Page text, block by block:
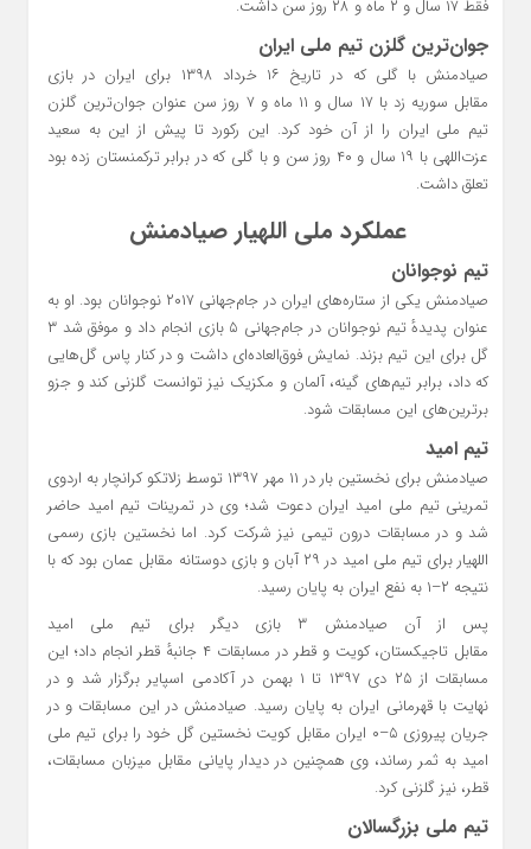
فقط ۱۷ سال و ۲ ماه و ۲۸ روز سن داشت.
جوان‌ترین گلزن تیم ملی ایران
صیادمنش با گلی که در تاریخ ۱۶ خرداد ۱۳۹۸ برای ایران در بازی
مقابل سوریه زد با ۱۷ سال و ۱۱ ماه و ۷ روز سن عنوان جوان‌ترین گلزن
تیم ملی ایران را از آن خود کرد. این رکورد تا پیش از این به سعید
عزت‌اللهی با ۱۹ سال و ۴۰ روز سن و با گلی که در برابر ترکمنستان زده بود
تعلق داشت.
عملکرد ملی اللهیار صیادمنش
تیم نوجوانان
صیادمنش یکی از ستاره‌های ایران در جام‌جهانی ۲۰۱۷ نوجوانان بود. او به
عنوان پدیدهٔ تیم نوجوانان در جام‌جهانی ۵ بازی انجام داد و موفق شد ۳
گل برای این تیم بزند. نمایش فوق‌العاده‌ای داشت و در کنار پاس گل‌هایی
که داد، برابر تیم‌های گینه، آلمان و مکزیک نیز توانست گلزنی کند و جزو
برترین‌های این مسابقات شود.
تیم امید
صیادمنش برای نخستین بار در ۱۱ مهر ۱۳۹۷ توسط زلاتکو کرانچار به اردوی
تمرینی تیم ملی امید ایران دعوت شد؛ وی در تمرینات تیم امید حاضر
شد و در مسابقات درون تیمی نیز شرکت کرد. اما نخستین بازی رسمی
اللهیار برای تیم ملی امید در ۲۹ آبان و بازی دوستانه مقابل عمان بود که با
نتیجه ۲–۱ به نفع ایران به پایان رسید.
پس از آن صیادمنش ۳ بازی دیگر برای تیم ملی امید
مقابل تاجیکستان، کویت و قطر در مسابقات ۴ جانبهٔ قطر انجام داد؛ این
مسابقات از ۲۵ دی ۱۳۹۷ تا ۱ بهمن در آکادمی اسپایر برگزار شد و در
نهایت با قهرمانی ایران به پایان رسید. صیادمنش در این مسابقات و در
جریان پیروزی ۵–۰ ایران مقابل کویت نخستین گل خود را برای تیم ملی
امید به ثمر رساند، وی همچنین در دیدار پایانی مقابل میزبان مسابقات،
قطر، نیز گلزنی کرد.
تیم ملی بزرگسالان